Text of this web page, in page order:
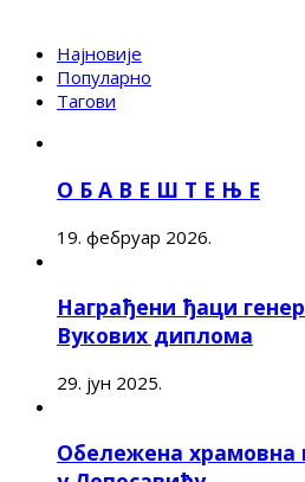
Најновије
Популарно
Тагови
О Б А В Е Ш Т Е Њ Е
19. фебруар 2026.
Награђени ђаци
Вукових диплома
29. јун 2025.
Обележена храмовна